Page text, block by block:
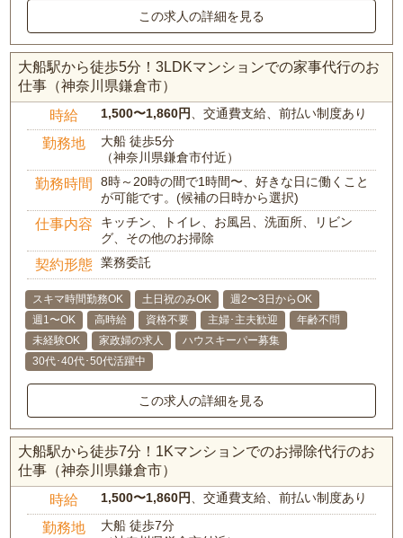
この求人の詳細を見る
大船駅から徒歩5分！3LDKマンションでの家事代行のお
仕事（神奈川県鎌倉市）
時給 1,500〜1,860円 、交通費支給、前払い制度あり
勤務地
大船 徒歩5分
（神奈川県鎌倉市付近）
勤務時間
8時～20時の間で1時間〜、好きな日に働くこと
が可能です。(候補の日時から選択)
仕事内容
キッチン、トイレ、お風呂、洗面所、リビン
グ、その他のお掃除
契約形態 業務委託
スキマ時間勤務OK 土日祝のみOK
週2〜3日からOK
週1〜OK
高時給 資格不要 主婦･主夫歓迎
年齢不問
未経験OK
家政婦の求人
ハウスキーパー募集
30代･40代･50代活躍中
この求人の詳細を見る
大船駅から徒歩7分！1Kマンションでのお掃除代行のお
仕事（神奈川県鎌倉市）
時給 1,500〜1,860円 、交通費支給、前払い制度あり
勤務地
大船 徒歩7分